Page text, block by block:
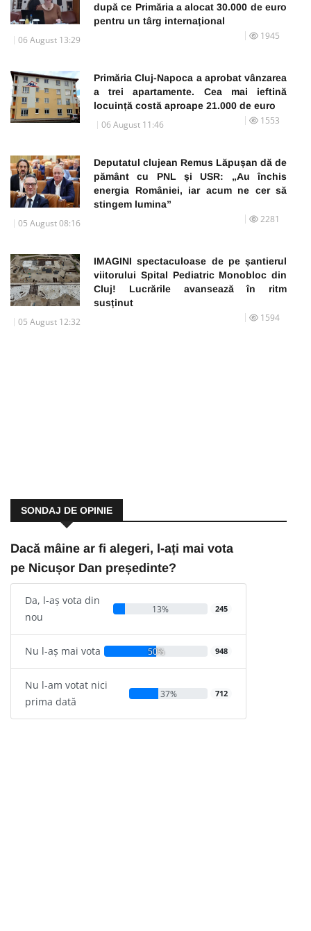
după ce Primăria a alocat 30.000 de euro
pentru un târg internațional
06 August 13:29 1945
Primăria Cluj-Napoca a aprobat vânzarea
a trei apartamente. Cea mai ieftină
locuință costă aproape 21.000 de euro
06 August 11:46 1553
Deputatul clujean Remus Lăpușan dă de
pământ cu PNL și USR: „Au închis
energia României, iar acum ne cer să
stingem lumina”
05 August 08:16 2281
IMAGINI spectaculoase de pe șantierul
viitorului Spital Pediatric Monobloc din
Cluj! Lucrările avansează în ritm
susținut
05 August 12:32 1594
SONDAJ DE OPINIE
Dacă mâine ar fi alegeri, l-ați mai vota
pe Nicușor Dan președinte?
Da, l-aș vota din
nou
13% 245
Nu l-aș mai vota 50% 948
Nu l-am votat nici
prima dată
37% 712